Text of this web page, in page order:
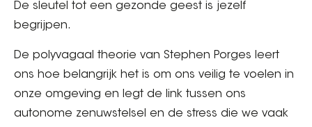
De sleutel tot een gezonde geest is jezelf
begrijpen.
De polyvagaal theorie van Stephen Porges leert
ons hoe belangrijk het is om ons veilig te voelen in
onze omgeving en legt de link tussen ons
autonome zenuwstelsel en de stress die we vaak